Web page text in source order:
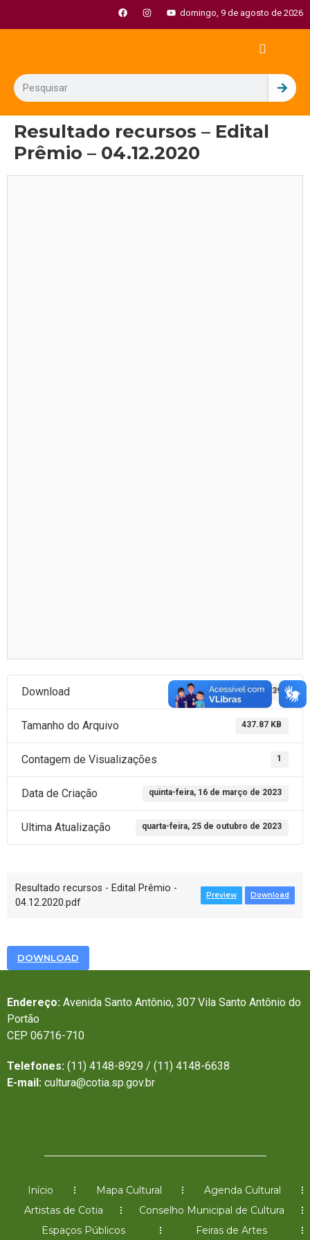
domingo, 9 de agosto de 2026
Resultado recursos – Edital
Prêmio – 04.12.2020
Download 239
Tamanho do Arquivo 437.87 KB
Contagem de Visualizações 1
Data de Criação quinta-feira, 16 de março de 2023
Ultima Atualização quarta-feira, 25 de outubro de 2023
Resultado recursos - Edital Prêmio -
04.12.2020.pdf
Preview Download
DOWNLOAD
Endereço: Avenida Santo Antônio, 307 Vila Santo Antônio do
Portão
CEP 06716-710
Telefones: (11) 4148-8929 / (11) 4148-6638
E-mail: cultura@cotia.sp.gov.br
Início Mapa Cultural
Agenda Cultural
Artistas de Cotia
Conselho Municipal de Cultura
Espaços Públicos
Feiras de Artes